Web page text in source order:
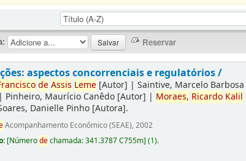
aspectos concorrenciais e regulatórios /
deAssis Leme [Autor] |Saintive, Marcelo Barbosa
| Pinheiro, Maurício Canêdo [Autor] | Moraes, Ricardo Kalil
Danielle Pinho [Autora].
Acompanhamento Econômico (SEAE), 2002
[Númerodechamada:341.3787 C755m](1).